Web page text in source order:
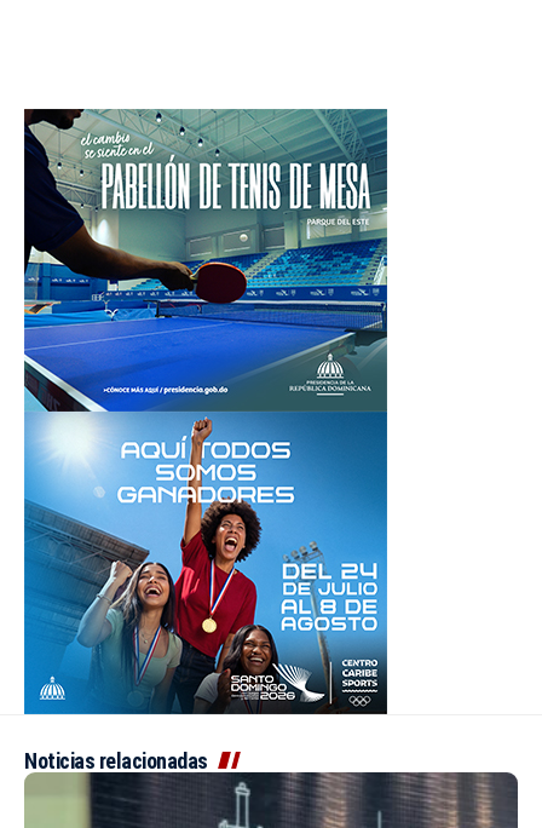
Noticias relacionadas